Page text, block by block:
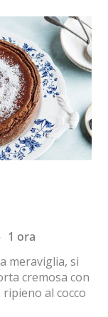
1 ora
meraviglia, si
cremosa con
al cocco